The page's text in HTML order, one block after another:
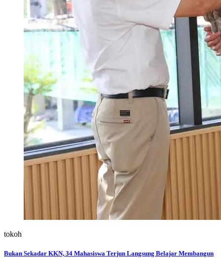
tokoh
Bukan Sekadar KKN, 34 Mahasiswa Terjun Langsung Belajar Membangun